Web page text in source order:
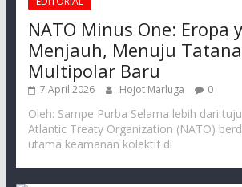
NATO Minus One: Eropa
Menjauh, Menuju
Multipolar Baru
7 April 2026 Hojot Marluga 0
Oleh: Sampe Purba Selama lebih dari
Atlantic Treaty Organization (NATO)
utama keamanan kolektif di